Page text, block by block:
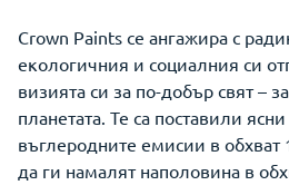
Crown Paints се ангажира с
екологичния и социалния си
визията си за по-добър свят –
планетата. Те са поставили
въглеродните емисии в обхват
да ги намалят наполовина в